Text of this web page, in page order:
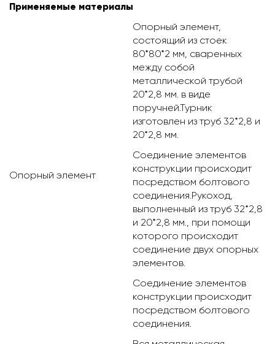
Применяемые материалы
Опорный элемент
Опорный элемент,
состоящий из стоек
80*80*2 мм, сваренных
между собой
металлической трубой
20*2,8 мм. в виде
поручней.Турник
изготовлен из труб 32*2,8 и
20*2,8 мм.
Соединение элементов
конструкции происходит
посредством болтового
соединения.Рукоход,
выполненный из труб 32*2,8
и 20*2,8 мм., при помощи
которого происходит
соединение двух опорных
элементов.
Соединение элементов
конструкции происходит
посредством болтового
соединения.